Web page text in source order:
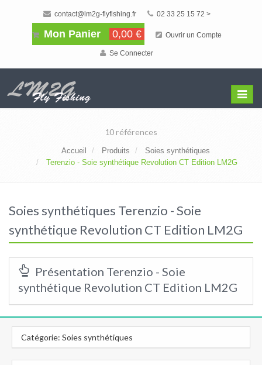
contact@lm2g-flyfishing.fr 02 33 25 15 72 >
Mon Panier 0,00 € Ouvrir un Compte
Se Connecter
Menu
10 références
Accueil Produits
Soies synthétiques
Terenzio - Soie synthétique Revolution CT Edition LM2G
Soies synthétiques Terenzio - Soie
synthétique Revolution CT Edition LM2G
Présentation Terenzio - Soie
synthétique Revolution CT Edition LM2G
Catégorie: Soies synthétiques